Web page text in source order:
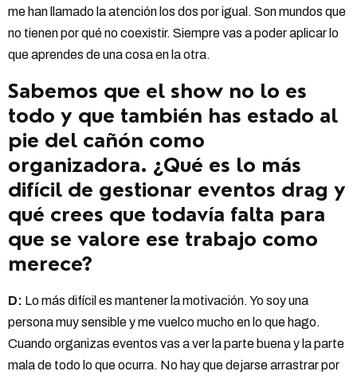
me han llamado la atención los dos por igual. Son mundos que
no tienen por qué no coexistir. Siempre vas a poder aplicar lo
que aprendes de una cosa en la otra.
Sabemos que el show no lo es
todo y que también has estado al
pie del cañón como
organizadora. ¿Qué es lo más
difícil de gestionar eventos drag y
qué crees que todavía falta para
que se valore ese trabajo como
merece?
D: Lo más difícil es mantener la motivación. Yo soy una
persona muy sensible y me vuelco mucho en lo que hago.
Cuando organizas eventos vas a ver la parte buena y la parte
mala de todo lo que ocurra. No hay que dejarse arrastrar por